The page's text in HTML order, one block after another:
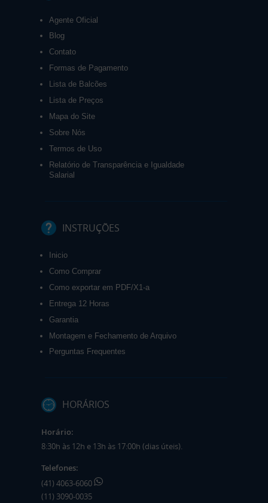
Agente Oficial
Blog
Contato
Formas de Pagamento
Lista de Balcões
Lista de Preços
Mapa do Site
Sobre Nós
Termos de Uso
Relatório de Transparência e Igualdade
Salarial
INSTRUÇÕES
Inicio
Como Comprar
Como exportar em PDF/X1-a
Entrega 12 Horas
Garantia
Montagem e Fechamento de Arquivo
Perguntas Frequentes
HORÁRIOS
Horário:
8:30h às 12h e 13h às 17:00h (dias úteis).
Telefones:
(41) 4063-6060
(11) 3090-0035